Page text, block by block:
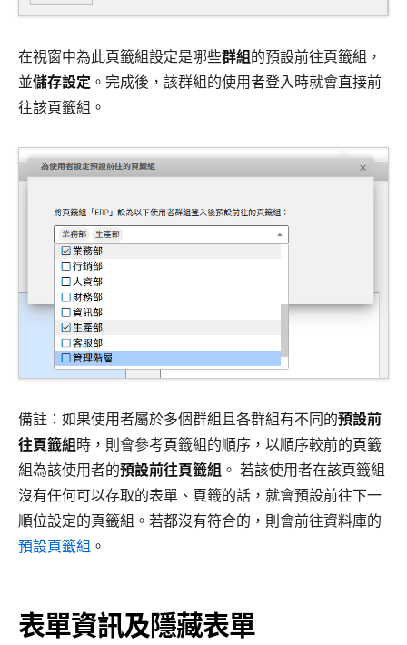
在視窗中為此頁籤組設定是哪些群組的預設前往頁籤組，
並儲存設定 。完成後，該群組的使用者登入時就會直接前
往該頁籤組。
備註：如果使用者屬於多個群組且各群組有不同的預設前
往頁籤組時，則會參考頁籤組的順序，以順序較前的頁籤
組為該使用者的預設前往頁籤組 。 若該使用者在該頁籤組
沒有任何可以存取的表單、頁籤的話，就會預設前往下一
順位設定的頁籤組。若都沒有符合的，則會前往資料庫的
預設頁籤組 。
表單資訊及隱藏表單